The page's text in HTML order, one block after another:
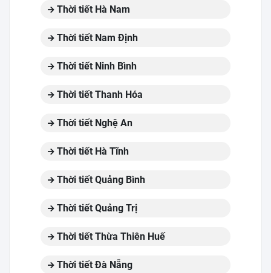
Thời tiết Hà Nam
Thời tiết Nam Định
Thời tiết Ninh Bình
Thời tiết Thanh Hóa
Thời tiết Nghệ An
Thời tiết Hà Tĩnh
Thời tiết Quảng Bình
Thời tiết Quảng Trị
Thời tiết Thừa Thiên Huế
Thời tiết Đà Nẵng